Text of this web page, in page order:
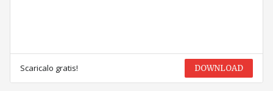
Scaricalo gratis! DOWNLOAD